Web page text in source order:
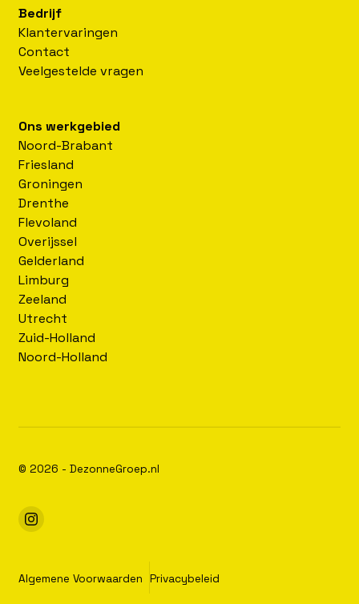
Bedrijf
Klantervaringen
Contact
Veelgestelde vragen
Ons werkgebied
Noord-Brabant
Friesland
Groningen
Drenthe
Flevoland
Overijssel
Gelderland
Limburg
Zeeland
Utrecht
Zuid-Holland
Noord-Holland
© 2026 - DezonneGroep.nl
Algemene Voorwaarden Privacybeleid